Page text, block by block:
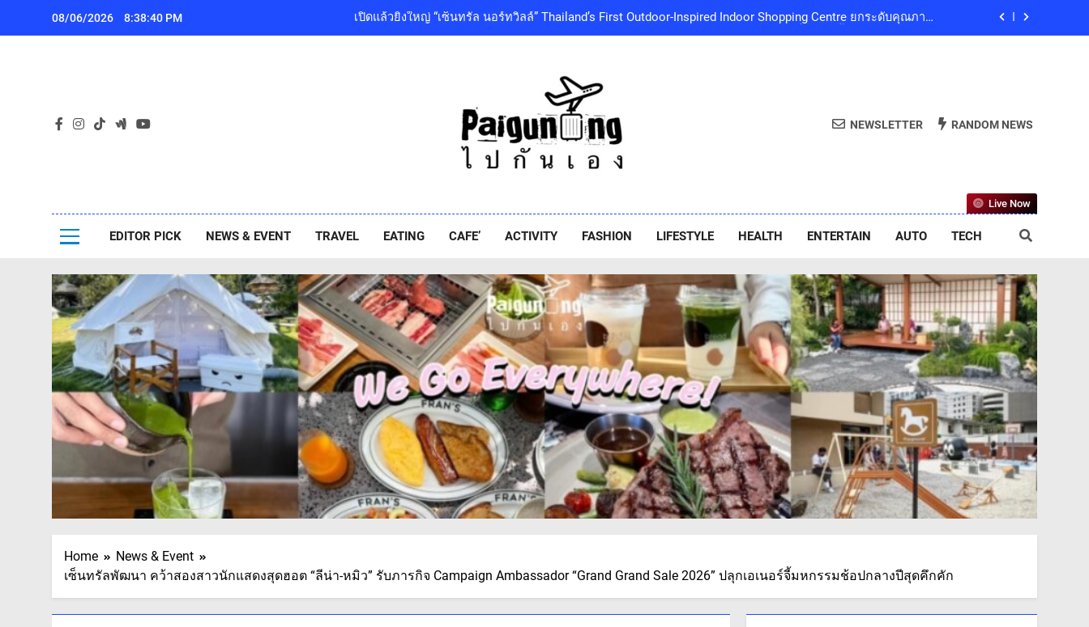
08/06/2026 8:38:42 PM
เซ็นทรัลพัฒนา พร้อมด้วยบริษัทในกลุ่มเซ็นทรัล ร่วมถวายความอาลัย และน้อมสำนึกในพระกรุณาธิคุณของสมเด็จ
‘GMM SHOW’ ชวนสัมผัสฤดูแห่งความสุขกับ Chang Cold Brew Cool Club Presents ‘นั่งเล่น 10’ เทศกาลดนตรี
ท่ามกลางธรรมชาติบรรยากาศดีที่สุดและสบายที่สุด ปักหมุด 19 ธันวาคมนี้ ที่ทองสมบูรณ์คลับ เขาใหญ่
เปิดแล้วยิ่งใหญ่ “เซ็นทรัล นอร์ทวิลล์” Thailand’s First Outdoor-Inspired Indoor Shopping Centre ยกระดับคุณภาพ
เซ็นทรัลพัฒนา พร้อมด้วยบริษัทในกลุ่มเซ็นทรัล ร่วมถวายความอาลัย และน้อมสำนึกในพระกรุณาธิคุณของสมเด็จ
พระเจ้าลูกเธอ เจ้าฟ้าพัชรกิติยาภา นเรนทิราเทพยวดี กรมหลวงราชสาริณีสิริพัชร มหาวัชรราชธิดา เป็นล้นพ้น
Paiguneng.com
NEWSLETTER RANDOM NEWS
EDITOR PICK NEWS & EVENT TRAVEL EATING CAFE’ ACTIVITY FASHION LIFESTYLE HEALTH ENTERTAIN AUTO TECH
Live Now
Home
News & Event
เซ็นทรัลพัฒนา คว้าสองสาวนักแสดงสุดฮอต “ลีน่า-หมิว” รับภารกิจ Campaign Ambassador “Grand Grand Sale 2026” ปลุกเอเนอร์จี้มหกรรมช้อปกลางปีสุดคึกคัก